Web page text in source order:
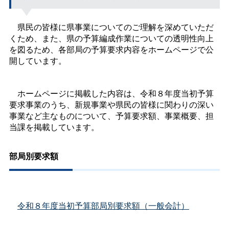
県民の皆様に県事業についてのご理解を深めていただ
くため、また、県の予算編成作業についての透明性向上
を図るため、各部局の予算要求内容をホームページで公
開しています。
ホームページに掲載した内容は、令和８年度当初予算
要求事業のうち、新規事業や県民の皆様に関わりの深い
事業など主なものについて、予算要求額、事業概要、担
当課を掲載しています。
部局別要求額
令和８年度当初予算部局別要求額（一般会計）